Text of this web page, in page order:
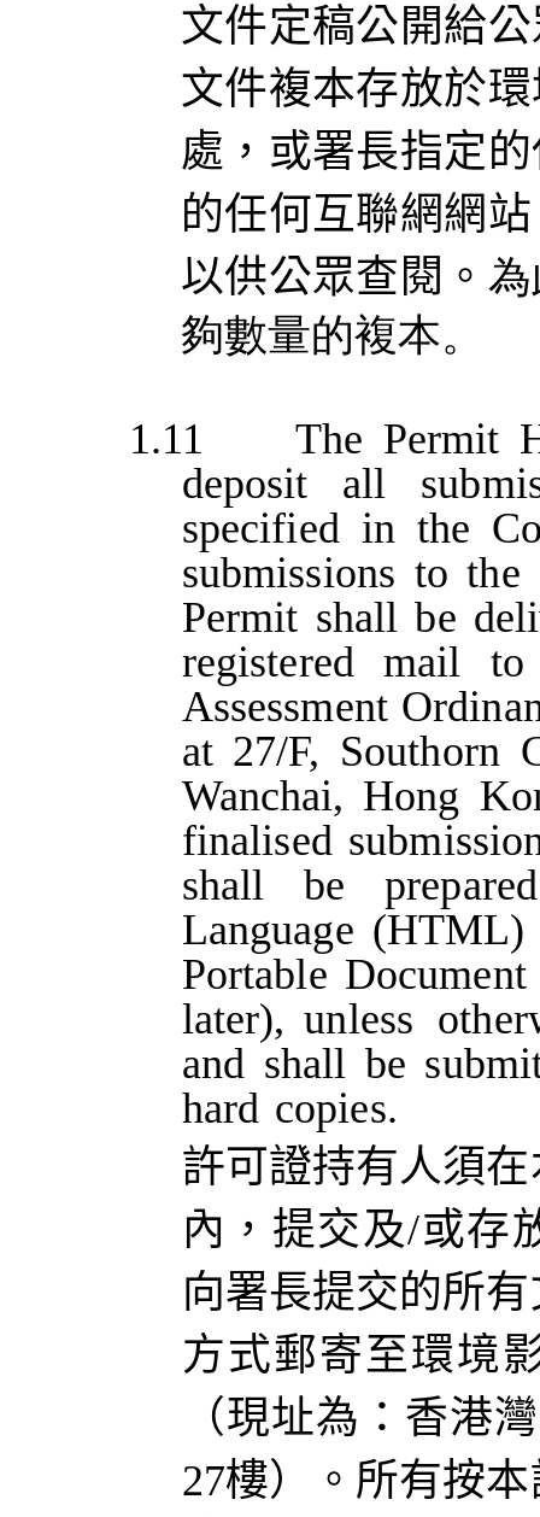
文件定稿公開給
文件複本存放於
處，或署長指定
的任何互聯網網
以供公眾查閱。
夠數量的複本。
1.11 The Permit
deposit
all
specified in the
submissions to the
Permit shall be
registered
mail
to
Assessment
at 27/F, Southorn
Wanchai, Hong
finalised
shall
be
prepared
Language (HTML)
Portable Document
later), unless
and shall be
hard copies.
許可證持有人須
內，提交及/或存
向署長提交的所
方式郵寄至環境
（現址為：香港
27樓）
。所有按